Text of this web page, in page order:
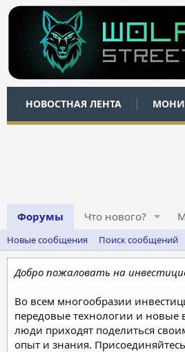
НОВОСТНАЯ ЛЕНТА
Форумы Что нового?
Новые сообщения Поиск сообщений
Добро пожаловать на
Во всем многообразии
передовые технологии и новые
люди приходят поделиться
опыт и знания.